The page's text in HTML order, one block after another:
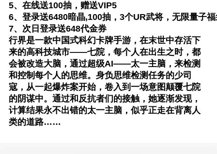
5、在线送100抽，赠送VIP5
6、登录送6480暗晶,100抽，3个UR武将，无限量子
7、次日登录送648代金券
行界是一款中国式科幻卡牌手游，在末世中存活下
来的高科技城市——七院，每个人在出生之时，都
会被改造大脑，通过超级AI——太一主脑，来检测
和控制每个人的思维。身负思维检测任务的少司
寇，从一起爆炸案开始，卷入到一场意图颠覆七院
的阴谋中。通过和反抗者们的接触，她逐渐发现，
计算结果永不出错的太一主脑，似乎正走在背离人
类的道路……